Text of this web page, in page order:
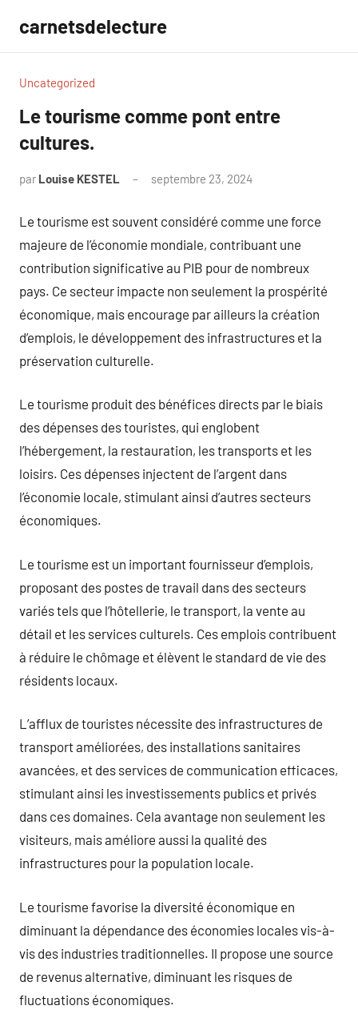
contenu
carnetsdelecture
Uncategorized
Le tourisme comme pont entre
cultures.
par Louise KESTEL septembre 23, 2024
Le tourisme est souvent considéré comme une force
majeure de l’économie mondiale, contribuant une
contribution significative au PIB pour de nombreux
pays. Ce secteur impacte non seulement la prospérité
économique, mais encourage par ailleurs la création
d’emplois, le développement des infrastructures et la
préservation culturelle.
Le tourisme produit des bénéfices directs par le biais
des dépenses des touristes, qui englobent
l’hébergement, la restauration, les transports et les
loisirs. Ces dépenses injectent de l’argent dans
l’économie locale, stimulant ainsi d’autres secteurs
économiques.
Le tourisme est un important fournisseur d’emplois,
proposant des postes de travail dans des secteurs
variés tels que l’hôtellerie, le transport, la vente au
détail et les services culturels. Ces emplois contribuent
à réduire le chômage et élèvent le standard de vie des
résidents locaux.
L’afflux de touristes nécessite des infrastructures de
transport améliorées, des installations sanitaires
avancées, et des services de communication efficaces,
stimulant ainsi les investissements publics et privés
dans ces domaines. Cela avantage non seulement les
visiteurs, mais améliore aussi la qualité des
infrastructures pour la population locale.
Le tourisme favorise la diversité économique en
diminuant la dépendance des économies locales vis-à-
vis des industries traditionnelles. Il propose une source
de revenus alternative, diminuant les risques de
fluctuations économiques.